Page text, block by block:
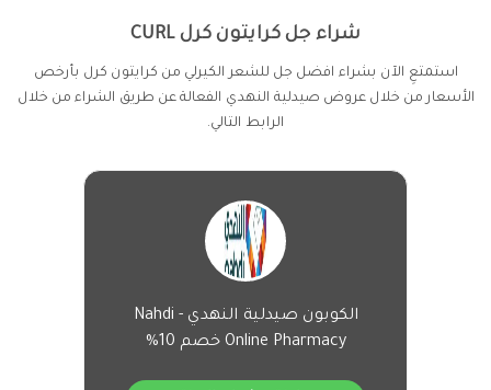
شراء جل كرايتون كرل CURL
استمتعِ الآن بشراء افضل جل للشعر الكيرلي من كرايتون كرل بأرخص
الأسعار من خلال عروض صيدلية النهدي الفعالة عن طريق الشراء من خلال
الرابط التالي.
الكوبون صيدلية النهدي - Nahdi
Online Pharmacy خصم 10%